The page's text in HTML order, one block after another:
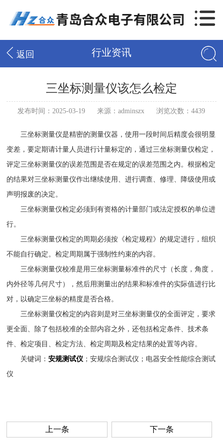
返回 行业资讯
三坐标测量仪该怎么检定
发布时间：2025-03-19 来源：adminszx 浏览次数：4439
三坐标测量仪是精密的测量仪器，使用一段时间后精度会很明显
变差，要定期请计量人员进行计量标定的，通过三坐标测量仪检定，
评定三坐标测量仪的误差范围是否在规定的误差范围之内。根据检定
的结果对三坐标测量仪作出继续使用、进行调查、修理、降级使用或
声明报废的决定。
三坐标测量仪检定必须到有资格的计量部门或法定授权的单位进
行。
三坐标测量仪检定的周期必须按《检定规程》的规定进行，组织
不能自行确定。检定周期属于强制性约束的内容。
三坐标测量仪校准是用三坐标测量标准件的尺寸（长度，角度，
内外径等几何尺寸），然后用测量出的结果和标准件的实际值进行比
对，以确定三坐标的精度是否合格。
三坐标测量仪检定的内容则是对三坐标测量仪的全面评定，要求
更全面、除了包括校准的全部内容之外，还包括检定条件、技术条
件、检定项目、检定方法、检定周期及检定结果的处置等内容。
关键词：安规测试仪 ；安规综合测试仪；电器安全性能综合测试
仪
上一条 下一条